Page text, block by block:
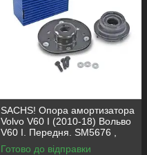
SACHS! Опора амортизатора
Volvo V60 I (2010-18) Вольво
V60 I. Передня. SM5676 ,
803053 , KB652.30
Готово до відправки